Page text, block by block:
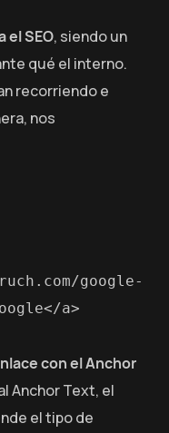
el SEO, siendo un
qué el interno.
recorriendo e
nos
google-
a>
con el Anchor
Anchor Text, el
el tipo de